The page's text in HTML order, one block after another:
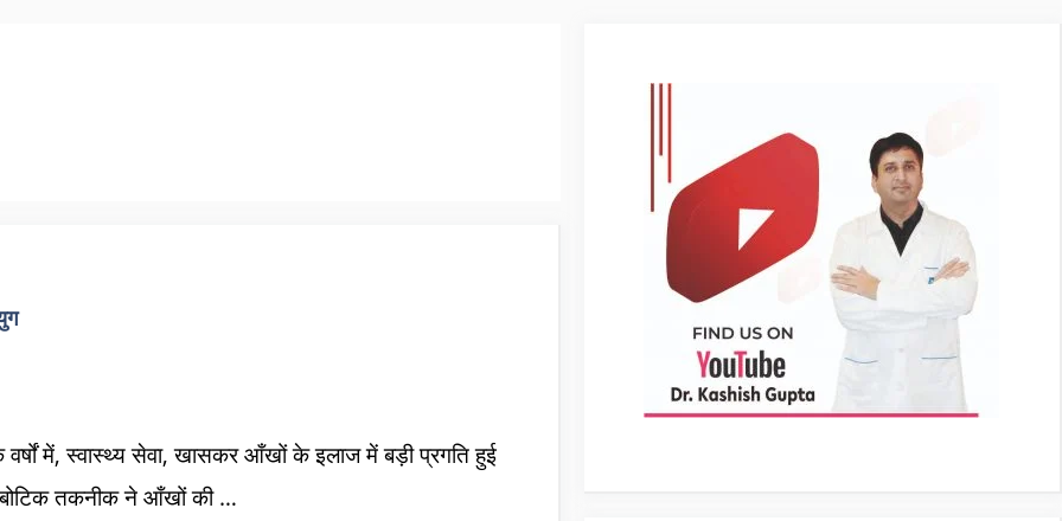
वर्षों में, स्वास्थ्य सेवा, खासकर आँखों के इलाज में बड़ी प्रगति हुई
तकनीक ने आँखों की …